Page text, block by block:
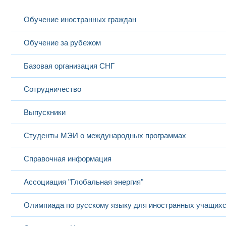
Обучение иностранных граждан
Обучение за рубежом
Базовая организация СНГ
Сотрудничество
Выпускники
Студенты МЭИ о международных программах
Справочная информация
Ассоциация "Глобальная энергия"
Олимпиада по русскому языку для иностранных